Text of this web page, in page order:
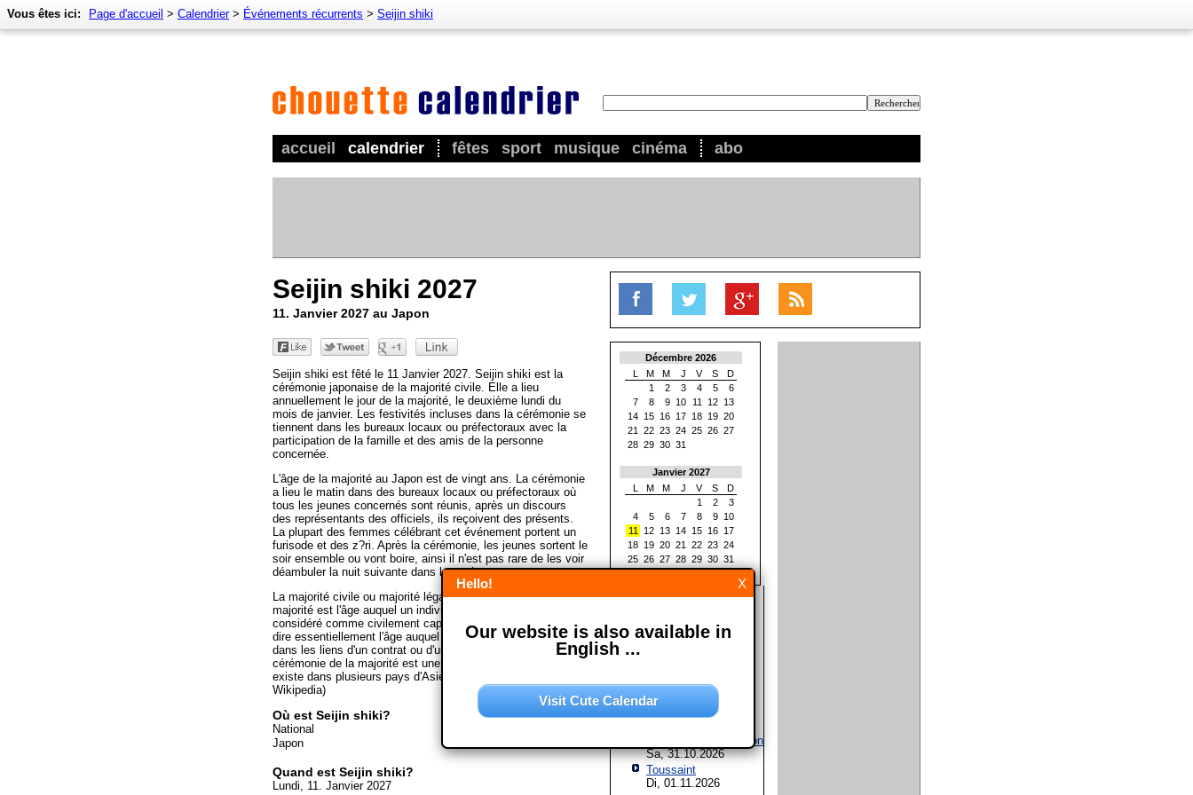
accueil calendrier fêtes sport musique cinéma abo
Vous êtes ici: Page d'accueil > Calendrier> Événements récurrents > Seijin shiki
Seijin shiki 2027
11. Janvier 2027 au Japon
Seijin shiki est fêté le 11 Janvier 2027. Seijin shiki est la
cérémonie japonaise de la majorité civile. Elle a lieu
annuellement le jour de la majorité, le deuxième lundi du
mois de janvier. Les festivités incluses dans la cérémonie se
tiennent dans les bureaux locaux ou préfectoraux avec la
participation de la famille et des amis de la personne
concernée.
L'âge de la majorité au Japon est de vingt ans. La cérémonie
a lieu le matin dans des bureaux locaux ou préfectoraux où
tous les jeunes concernés sont réunis, après un discours
des représentants des officiels, ils reçoivent des présents.
La plupart des femmes célébrant cet événement portent un
furisode et des z?ri. Après la cérémonie, les jeunes sortent le
soir ensemble ou vont boire, ainsi il n'est pas rare de les voir
déambuler la nuit suivante dans les trains.
La majorité civile ou majorité légale ou encore simplement
majorité est l'âge auquel un individu est juridiquement
considéré comme civilement capable et responsable, c'est-à-
dire essentiellement l'âge auquel il est capable de s'engager
dans les liens d'un contrat ou d'un autre acte juridique. La
cérémonie de la majorité est une cérémonie traditionnelle qui
existe dans plusieurs pays d'Asie. (Avec matériel de la
Wikipedia)
Où est Seijin shiki?
National
Japon
Quand est Seijin shiki?
Lundi, 11. Janvier 2027
Décembre 2026
L
M M J V S
D
1
2 3 4 5
6
7
8 9 10 11 12 13
14 15 16 17 18 19 20
21
22 23 24 25 26 27
28 29 30 31
Janvier 2027
L
M M J V S
D
1
2
3
4
5 6 7 8 9 10
11
12 13 14 15 16 17
18 19 20 21 22 23 24
25 26 27 28 29 30 31
Les prochaines fêtes et
Assomption de Marie
allemande
Sa, 03.10.2026
Halloween
Fête de la Réformation
Sa, 31.10.2026
Toussaint
Di, 01.11.2026
X
Hello!
Our website is also available in
English ...
Visit Cute Calendar